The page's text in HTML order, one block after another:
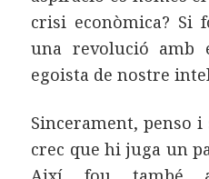
crisi econòmica? Si
una revolució amb
egoista de nostre
Sincerament, penso
crec que hi juga un